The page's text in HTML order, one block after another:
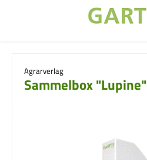
Agrarverlag
Sammelbox "Lupine"